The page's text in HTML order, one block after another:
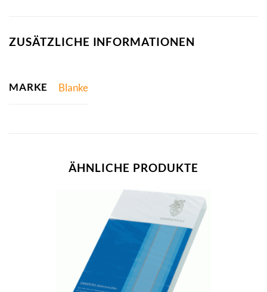
ZUSÄTZLICHE INFORMATIONEN
MARKE Blanke
ÄHNLICHE PRODUKTE